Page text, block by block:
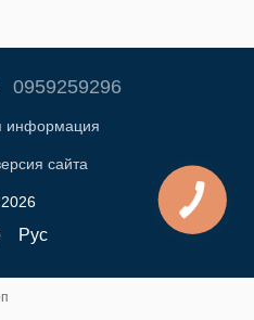
0959259296
информация
сайта
Рус